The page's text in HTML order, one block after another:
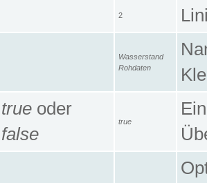
2
Wasserstand
Rohdaten
true oder
false
true